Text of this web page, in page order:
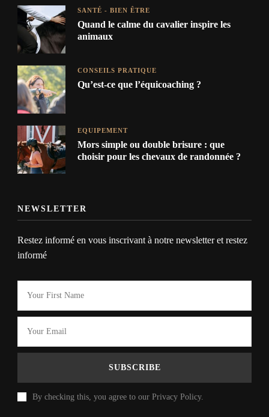
SANTÉ - BIEN ÊTRE
Quand le calme du cavalier inspire les
animaux
CONSEILS PRATIQUE
Qu’est-ce que l’équicoaching ?
EQUIPEMENT
Mors simple ou double brisure : que
choisir pour les chevaux de randonnée ?
NEWSLETTER
Restez informé en vous inscrivant à notre newsletter et restez
informé
By checking this, you agree to our Privacy Policy.